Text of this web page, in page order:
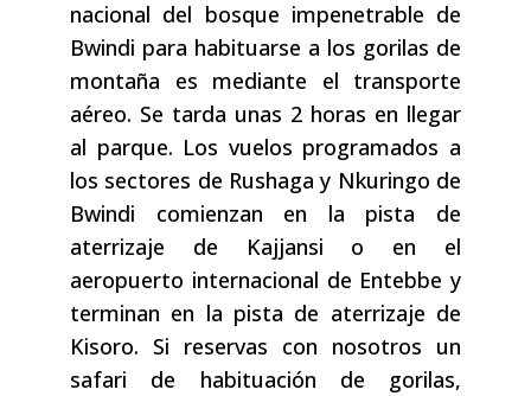
nacional del bosque impenetrable de
Bwindi para habituarse a los gorilas de
montaña es mediante el transporte
aéreo. Se tarda unas 2 horas en llegar
al parque. Los vuelos programados a
los sectores de Rushaga y Nkuringo de
Bwindi comienzan en la pista de
aterrizaje de Kajjansi o en el
aeropuerto internacional de Entebbe y
terminan en la pista de aterrizaje de
Kisoro. Si reservas con nosotros un
safari de habituación de gorilas,